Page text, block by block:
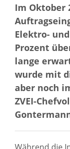
Im Oktober
Elektro-
Prozent
lange
wurde mit
aber noch
ZVEI-